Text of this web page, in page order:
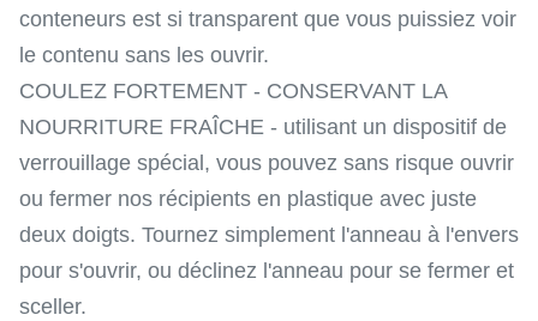
conteneurs est si transparent que vous puissiez voir
le contenu sans les ouvrir.
COULEZ FORTEMENT - CONSERVANT LA
NOURRITURE FRAÎCHE - utilisant un dispositif de
verrouillage spécial, vous pouvez sans risque ouvrir
ou fermer nos récipients en plastique avec juste
deux doigts. Tournez simplement l'anneau à l'envers
pour s'ouvrir, ou déclinez l'anneau pour se fermer et
sceller.